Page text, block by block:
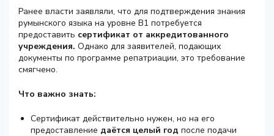
Ранее власти заявляли, что для подтверждения знания
румынского языка на уровне B1 потребуется
предоставить сертификат от аккредитованного
учреждения. Однако для заявителей, подающих
документы по программе репатриации, это требование
смягчено.
Что важно знать:
Сертификат действительно нужен, но на его
предоставление даётся целый год после подачи